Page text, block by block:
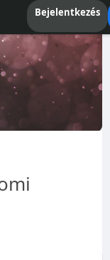
Bejelentkezés